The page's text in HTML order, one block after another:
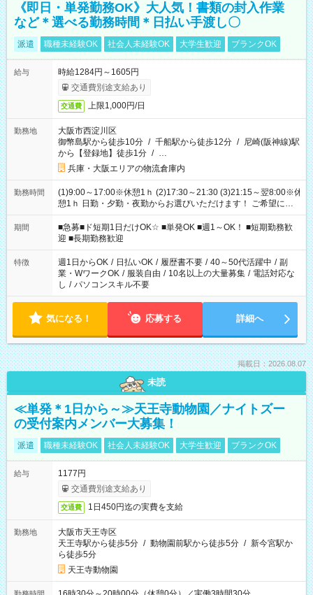
《即日・単発勤務OK》大人気！書類の封入作業
など＊選べる勤務時間＊日払い手渡し〇
派遣 職種未経験OK 社会人未経験OK 大学生歓迎 ブランクOK
給与
時給1284円～1605円
交通費別途支給あり
交通費 上限1,000円/日
勤務地
大阪市西淀川区
御幣島駅から徒歩10分 / 千船駅から徒歩12分 / 尼崎(阪神線)駅
から【登録地】徒歩1分 / …
兵庫・大阪エリアの物流倉庫内
勤務時間
(1)9:00～17:00※休憩1ｈ (2)17:30～21:30 (3)21:15～翌8:00※休
憩1ｈ 日勤・夕勤・夜勤からお選びいただけます！ ご希望に合
わせて働けるお仕事です(*^^*) 【その他選べる勤務時間】 8-17
時/9-17時/9-18時/10-18時/11-21時/18-22時/20-翌4時/21-翌5
時/22-翌6時/0-翌8時 ご自身のご都合で選んで頂ける完全自由シ
フト！
期間
■急募■ド短期1日だけOK☆ ■単発OK ■週1～OK！ ■短期勤務歓
迎 ■長期勤務歓迎
特徴 週1日からOK / 日払いOK / 履歴書不要 / 40～50代活躍中 / 副
業・WワークOK / 服装自由 / 10名以上の大量募集 / 電話対応な
し / パソコンスキル不要
気になる！ 応募する 詳細へ
掲載日：2026.08.07
未読
≪単発＊1日から～≫天王寺動物園／ナイトズー
の受付案内メンバー大募集！
派遣 職種未経験OK 社会人未経験OK 大学生歓迎 ブランクOK
給与
1177円
交通費別途支給あり
交通費 1日450円迄の実費を支給
勤務地
大阪市天王寺区
天王寺駅から徒歩5分 / 動物園前駅から徒歩5分 / 新今宮駅か
ら徒歩5分
天王寺動物園